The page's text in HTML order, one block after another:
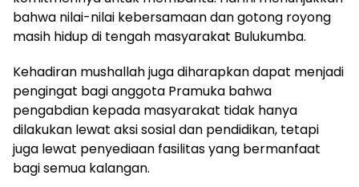
bahwa nilai-nilai kebersamaan dan gotong royong
masih hidup di tengah masyarakat Bulukumba.
Kehadiran mushallah juga diharapkan dapat menjadi
pengingat bagi anggota Pramuka bahwa
pengabdian kepada masyarakat tidak hanya
dilakukan lewat aksi sosial dan pendidikan, tetapi
juga lewat penyediaan fasilitas yang bermanfaat
bagi semua kalangan.